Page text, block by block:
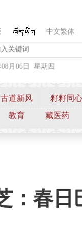
中文繁体
08月06日 星期四
古道新风 籽籽同心
教育 藏医药
：春日